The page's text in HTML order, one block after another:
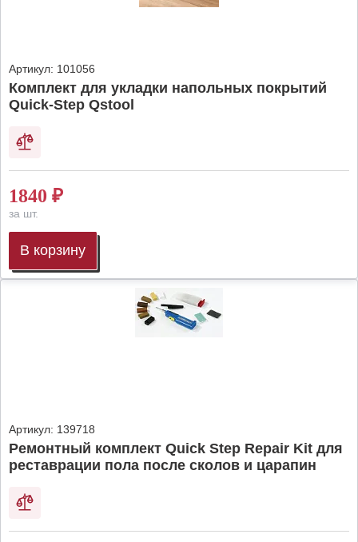
Артикул: 101056
Комплект для укладки напольных покрытий
Quick-Step Qstool
1840 ₽
за шт.
В корзину
Артикул: 139718
Ремонтный комплект Quick Step Repair Kit для
реставрации пола после сколов и царапин